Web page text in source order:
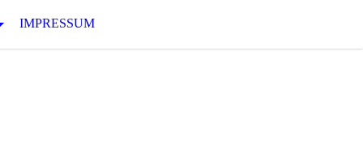
IMPRESSUM